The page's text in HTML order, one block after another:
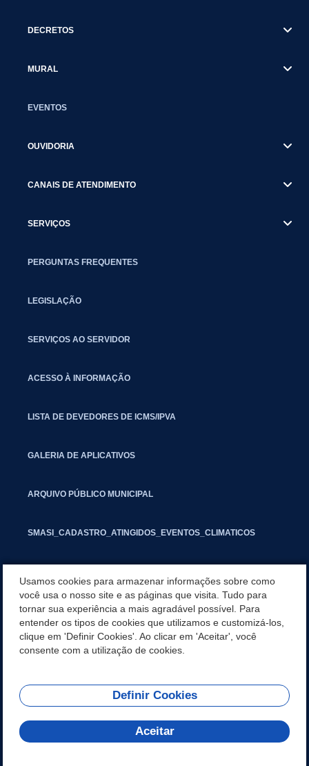
DECRETOS
MURAL
EVENTOS
OUVIDORIA
CANAIS DE ATENDIMENTO
SERVIÇOS
PERGUNTAS FREQUENTES
LEGISLAÇÃO
SERVIÇOS AO SERVIDOR
ACESSO À INFORMAÇÃO
LISTA DE DEVEDORES DE ICMS/IPVA
GALERIA DE APLICATIVOS
ARQUIVO PÚBLICO MUNICIPAL
SMASI_CADASTRO_ATINGIDOS_EVENTOS_CLIMATICOS
INFORMATIVO PIT
SEGUNDA VIA IPTU
REDES SOCIAIS
Usamos cookies para armazenar informações sobre como
você usa o nosso site e as páginas que visita. Tudo para
tornar sua experiência a mais agradável possível. Para
entender os tipos de cookies que utilizamos e customizá-los,
clique em 'Definir Cookies'. Ao clicar em 'Aceitar', você
consente com a utilização de cookies.
Definir Cookies
Aceitar